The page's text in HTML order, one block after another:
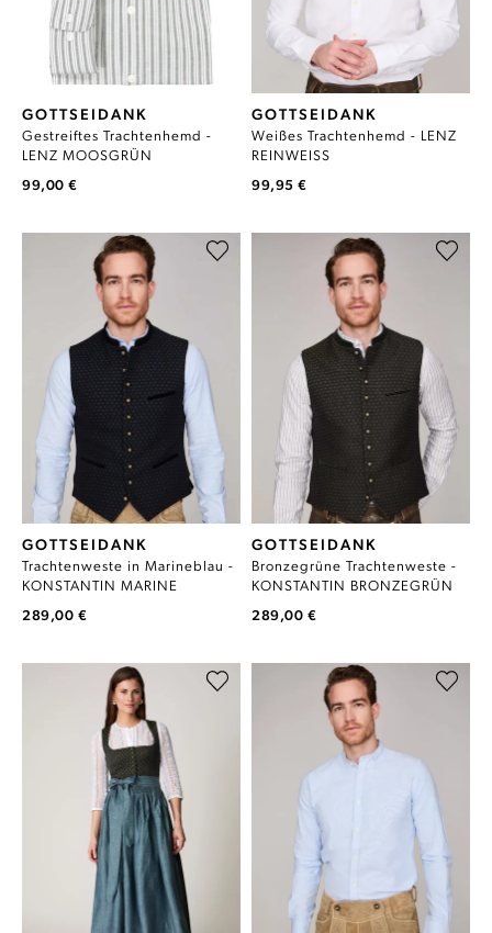
GOTTSEIDANK
Gestreiftes Trachtenhemd -
LENZ MOOSGRÜN
99,00 €
GOTTSEIDANK
Weißes Trachtenhemd - LENZ
REINWEISS
99,95 €
GOTTSEIDANK
Trachtenweste in Marineblau -
KONSTANTIN MARINE
289,00 €
GOTTSEIDANK
Bronzegrüne Trachtenweste -
KONSTANTIN BRONZEGRÜN
289,00 €